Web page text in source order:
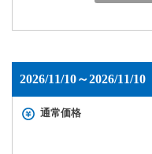
2026/11/10～2026/11/10
通常価格